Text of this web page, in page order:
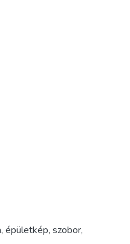
, épületkép, szobor,